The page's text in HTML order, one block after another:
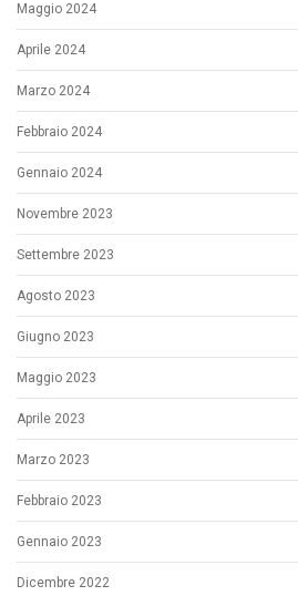
Maggio 2024
Aprile 2024
Marzo 2024
Febbraio 2024
Gennaio 2024
Novembre 2023
Settembre 2023
Agosto 2023
Giugno 2023
Maggio 2023
Aprile 2023
Marzo 2023
Febbraio 2023
Gennaio 2023
Dicembre 2022